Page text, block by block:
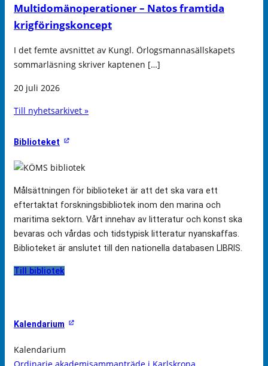
Multidomänoperationer – Natos framtida
krigföringskoncept
I det femte avsnittet av Kungl. Örlogsmannasällskapets
sommarläsning skriver kaptenen […]
20 juli 2026
Till nyhetsarkivet »
Biblioteket
Målsättningen för biblioteket är att det ska vara ett
eftertaktat forskningsbibliotek inom den marina och
maritima sektorn. Vårt innehav av litteratur och konst ska
bevaras och vårdas och tidstypisk litteratur nyanskaffas.
Biblioteket är anslutet till den nationella databasen LIBRIS.
Till bibliotek
Kalendarium
Kalendarium